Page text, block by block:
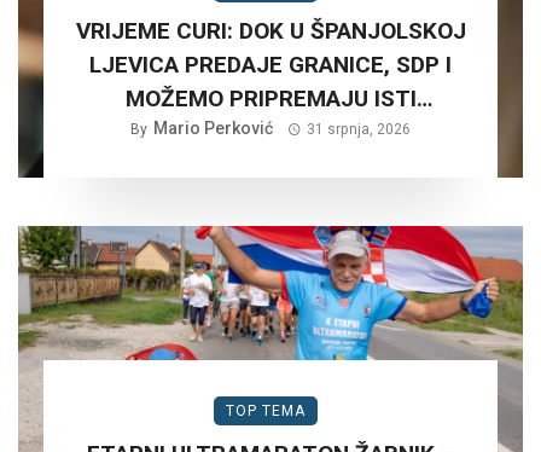
VRIJEME CURI: DOK U ŠPANJOLSKOJ
LJEVICA PREDAJE GRANICE, SDP I
MOŽEMO PRIPREMAJU ISTI
SCENARIJ ZA HRVATSKU….
By Mario Perković 31 srpnja, 2026
TOP TEMA